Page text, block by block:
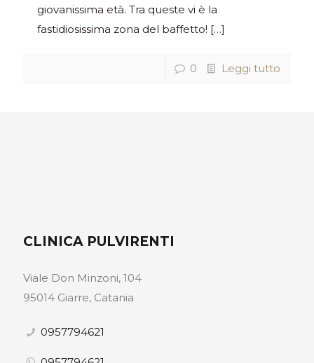
giovanissima età. Tra queste vi è la
fastidiosissima zona del baffetto! […]
0 Leggi tutto
CLINICA PULVIRENTI
Viale Don Minzoni, 104
95014 Giarre, Catania
0957794621